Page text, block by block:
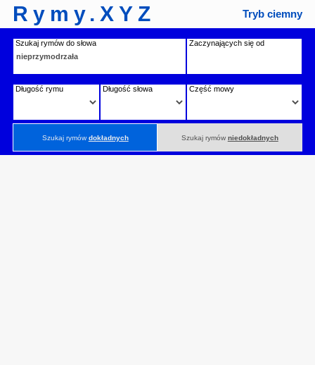
Rymy.XYZ Tryb ciemny
Szukaj rymów do słowa Zaczynających się od
Długość rymu Długość słowa Część mowy
Szukaj rymówdokładnych Szukaj rymów niedokładnych